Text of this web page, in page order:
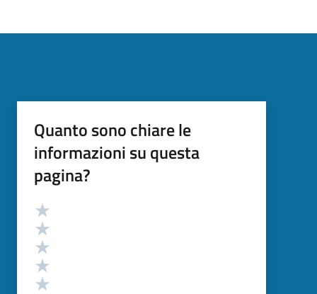
Quanto sono chiare le
informazioni su questa
pagina?
Valutazione